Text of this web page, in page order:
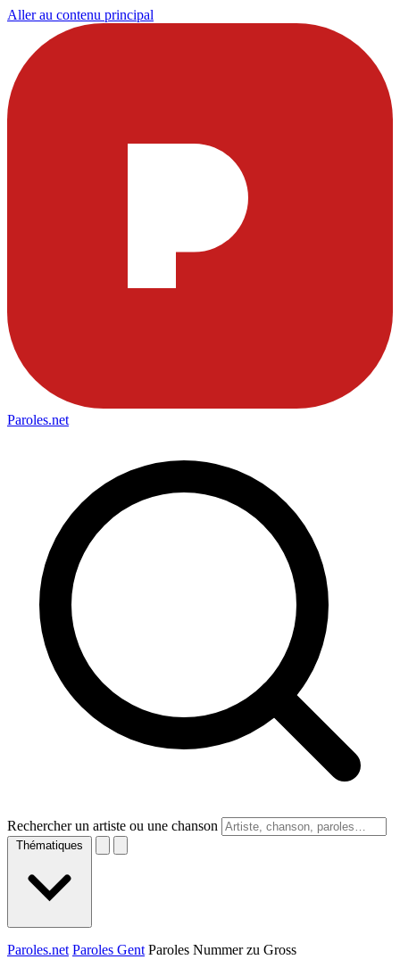
Aller au contenu principal
Paroles.net
Rechercher un artiste ou une chanson
Thématiques
Paroles.net Paroles Gent Paroles Nummer zu Gross